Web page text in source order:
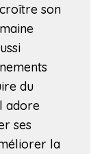
son
du
adore
ses
la